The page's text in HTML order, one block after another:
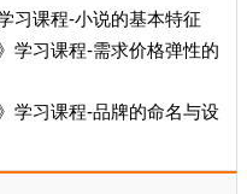
习课程-小说的基本特征
学习课程-需求价格弹性的
学习课程-品牌的命名与设